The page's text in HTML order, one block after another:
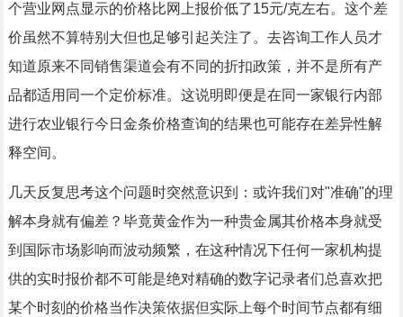
个营业网点显示的价格比网上报价低了15元/克左右。这个差
价虽然不算特别大但也足够引起关注了。去咨询工作人员才
知道原来不同销售渠道会有不同的折扣政策，并不是所有产
品都适用同一个定价标准。这说明即便是在同一家银行内部
进行农业银行今日金条价格查询的结果也可能存在差异性解
释空间。
几天反复思考这个问题时突然意识到：或许我们对"准确"的理
解本身就有偏差？毕竟黄金作为一种贵金属其价格本身就受
到国际市场影响而波动频繁，在这种情况下任何一家机构提
供的实时报价都不可能是绝对精确的数字记录者们总喜欢把
某个时刻的价格当作决策依据但实际上每个时间节点都有细